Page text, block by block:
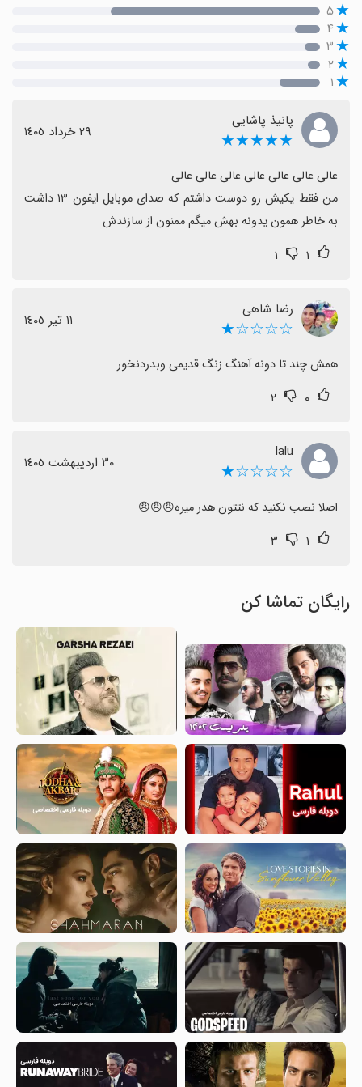
۵
۴
۳
۲
۱
پانیذ پاشایی
★★★★★ ٢٩ خرداد ١٤٠٥
به خاطر همون یدونه بهش میگم ممنون از سازندش
۱ ۱
رضا شاهی
☆☆☆☆★ ١١ تیر ١٤٠٥
همش چند تا دونه آهنگ زنگ قدیمی وبدردنخور
۰ ۲
lalu
☆☆☆☆★ ٣٠ اردیبهشت ١٤٠٥
اصلا نصب نکنید که نتتون هدر میره😠😠😠
۱ ۳
رایگان تماشا کن